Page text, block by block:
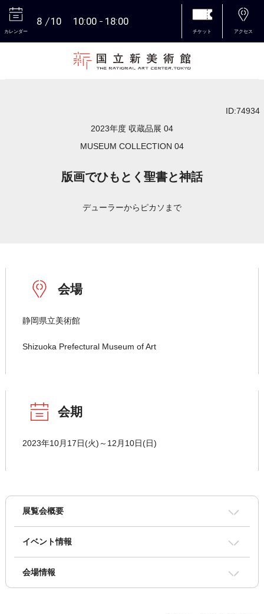
カレンダー
8 10 10:00 18:00
チケット アクセス
ID:74934
2023年度 収蔵品展 04
MUSEUM COLLECTION 04
版画でひもとく聖書と神話
デューラーからピカソまで
会場
静岡県立美術館
Shizuoka Prefectural Museum of Art
会期
2023年10月17日(火)～12月10日(日)
展覧会概要
イベント情報
会場情報